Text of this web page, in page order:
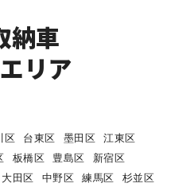
納車
リア
区 台東区 墨田区
江東区
板橋区 豊島区
新宿区
大田区 中野区 練馬区
杉並区